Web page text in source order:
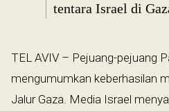
tentara Israel di
TEL AVIV – Pejuang-pejuang
mengumumkan keberhasilan
Jalur Gaza. Media Israel